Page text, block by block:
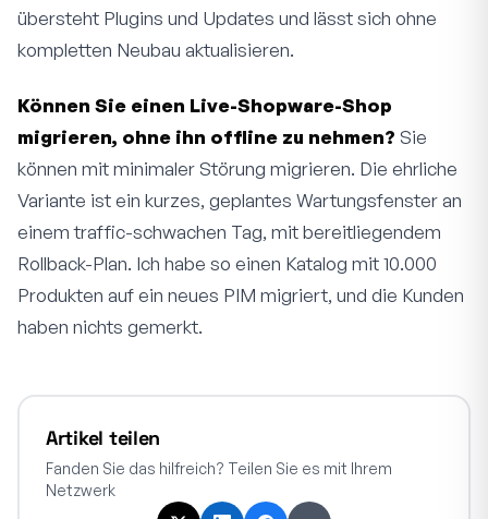
übersteht Plugins und Updates und lässt sich ohne
kompletten Neubau aktualisieren.
Können Sie einen Live-Shopware-Shop
migrieren, ohne ihn offline zu nehmen? Sie
können mit minimaler Störung migrieren. Die ehrliche
Variante ist ein kurzes, geplantes Wartungsfenster an
einem traffic-schwachen Tag, mit bereitliegendem
Rollback-Plan. Ich habe so einen Katalog mit 10.000
Produkten auf ein neues PIM migriert, und die Kunden
haben nichts gemerkt.
Artikel teilen
Fanden Sie das hilfreich? Teilen Sie es mit Ihrem
Netzwerk